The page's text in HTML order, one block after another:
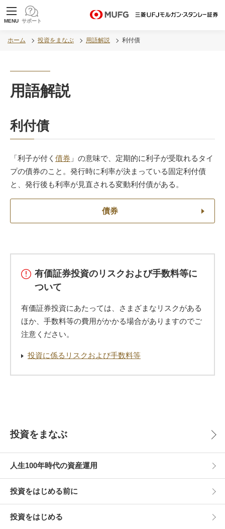
MUFG 世界が進むチカラになる。 三菱ＵＦＪモル
MENU サポート
ホーム 投資をまなぶ 用語解説 利付債
用語解説
利付債
「利子が付く 債券 」の意味で、定期的に利子が受取れるタイ
プの債券のこと。発行時に利率が決まっている固定利付債
と、発行後も利率が見直される変動利付債がある。
債券
有価証券投資のリスクおよび手数料等に
ついて
有価証券投資にあたっては、さまざまなリスクがある
ほか、手数料等の費用がかかる場合がありますのでご
注意ください。
投資に係るリスクおよび手数料等
投資をまなぶ
人生100年時代の資産運用
投資をはじめる前に
投資をはじめる